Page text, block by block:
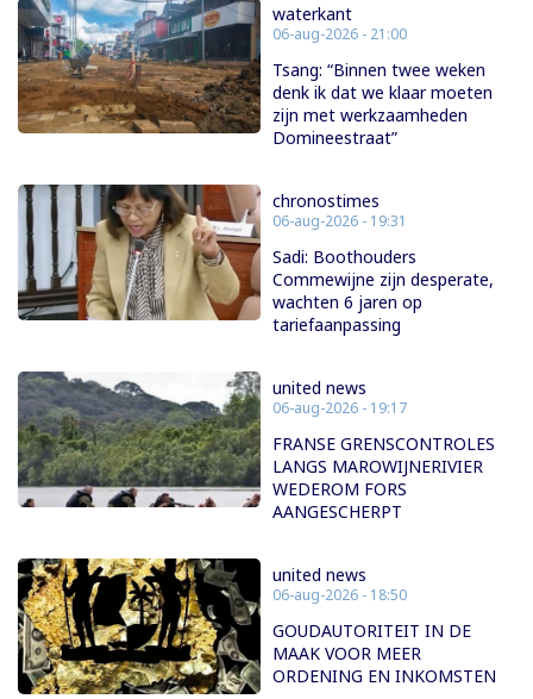
waterkant
06-aug-2026 - 21:00
Tsang: “Binnen twee weken
denk ik dat we klaar moeten
zijn met werkzaamheden
Domineestraat”
chronostimes
06-aug-2026 - 19:31
Sadi: Boothouders
Commewijne zijn desperate,
wachten 6 jaren op
tariefaanpassing
united news
06-aug-2026 - 19:17
FRANSE GRENSCONTROLES
LANGS MAROWIJNERIVIER
WEDEROM FORS
AANGESCHERPT
united news
06-aug-2026 - 18:50
GOUDAUTORITEIT IN DE
MAAK VOOR MEER
ORDENING EN INKOMSTEN